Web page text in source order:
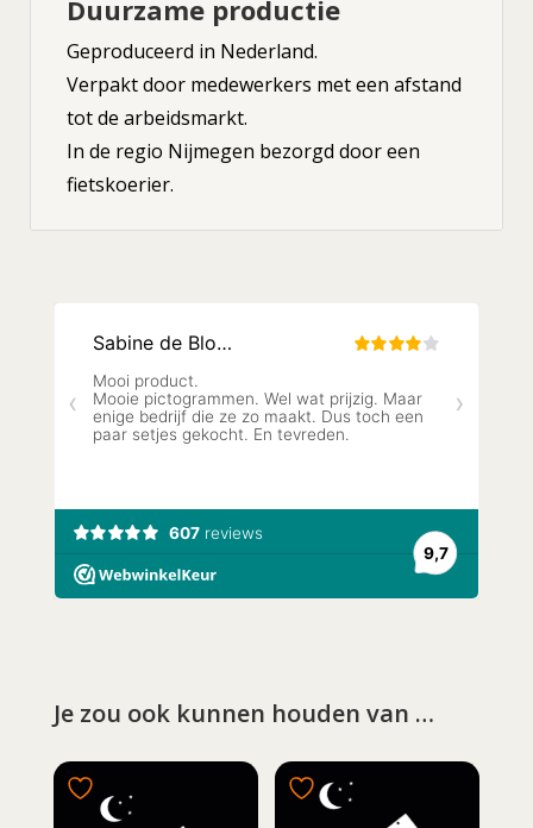
Duurzame productie
Geproduceerd in Nederland.
Verpakt door medewerkers met een afstand
tot de arbeidsmarkt.
In de regio Nijmegen bezorgd door een
fietskoerier.
Je zou ook kunnen houden van …